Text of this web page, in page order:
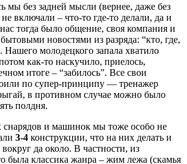
мы без задней мысли (вернее, даже без
включали – что-то где-то делали, да и
тогда было общение, своя компания и
новостями из разряда: “кто, где,
Нашего молодецкого запала хватило
как-то наскучило, приелось,
итоге – “забилось”. Все свои
по супер-принципу — тренажер
в противном случае можно было
полдня.
и машинок мы тоже особо не
3-4 конструкции, что на них делать и
да около. В частности, из
была классика жанра – жим лежа (скамья